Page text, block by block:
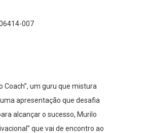
007
Coach”, um guru que mistura
apresentação que desafia
alcançar o sucesso, Murilo
que vai de encontro ao